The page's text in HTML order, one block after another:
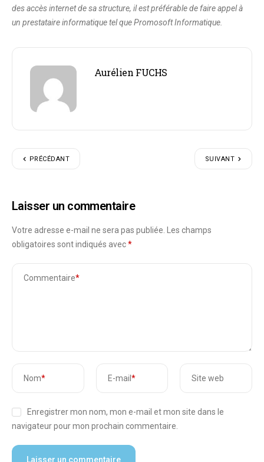
des accès internet de sa structure, il est préférable de faire appel à
un prestataire informatique tel que Promosoft Informatique.
Aurélien FUCHS
PRÉCÉDANT SUIVANT
Laisser un commentaire
Votre adresse e-mail ne sera pas publiée. Les champs
obligatoires sont indiqués avec*
Commentaire*
Nom* E-mail * Site web
Enregistrer mon nom, mon e-mail et mon site dans le
navigateur pour mon prochain commentaire.